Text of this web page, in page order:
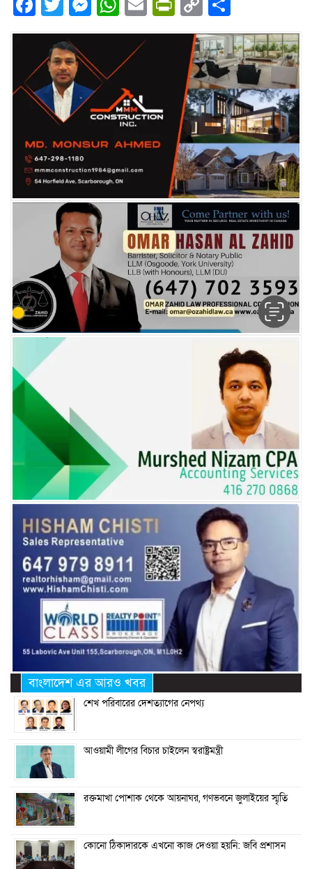
Link
বাংলাদেশ এর আরও খবর
শেখ পরিবারের দেশত্যাগের নেপথ্য
আওয়ামী লীগের বিচার চাইলেন স্বরাষ্ট্রমন্ত্রী
রক্তমাখা পোশাক থেকে আয়নাঘর, গণভবনে জুলাইয়ের স্মৃতি
কোনো ঠিকাদারকে এখনো কাজ দেওয়া হয়নি: জবি প্রশাসন